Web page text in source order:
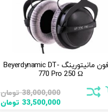
هدفون مانیتورینگ Beyerdynamic DT-
770 Pro 250 Ω
38,000,000 تومان
33,500,000 تومان